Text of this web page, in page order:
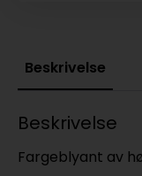
Beskrivelse
Beskrivelse
Fargeblyant av